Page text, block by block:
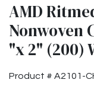
AMD
Nonwoven
"x 2" (200)
Product # A2101-